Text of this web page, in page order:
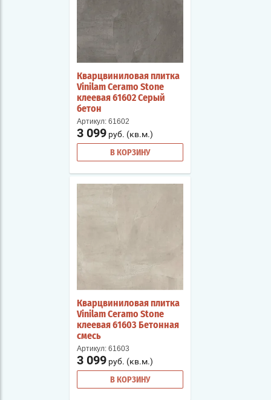
Кварцвиниловая плитка
Vinilam Ceramo Stone
клеевая 61602 Серый
бетон
Артикул: 61602
3 099 руб. (кв.м.)
В КОРЗИНУ
Кварцвиниловая плитка
Vinilam Ceramo Stone
клеевая 61603 Бетонная
смесь
Артикул: 61603
3 099 руб. (кв.м.)
В КОРЗИНУ